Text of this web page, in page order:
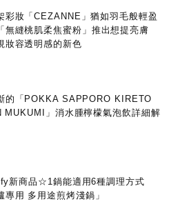
彩妝「CEZANNE」猶如羽毛般輕盈
無縫桃肌柔焦蜜粉」推出想提亮膚
妝容透明感的新色
的「POKKA SAPPORO KIRETO
MUKUMI」消水腫檸檬氣泡飲詳細解
新商品☆1鍋能適用6種調理方式
專用 多用途煎烤淺鍋」